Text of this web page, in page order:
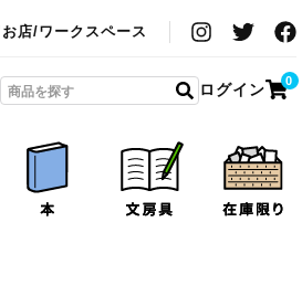
お店/ワークスペース
ログイン 0